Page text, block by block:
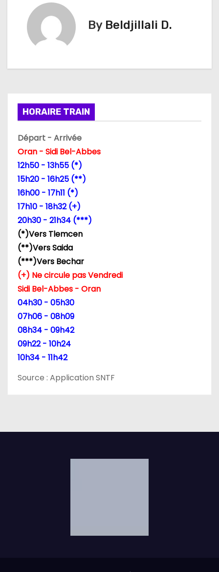
o
n
d
e
a
r
t
c
e
By Beldjillali D.
HORAIRE TRAIN
Départ - Arrivée
Oran - Sidi Bel-Abbes
12h50 - 13h55 (*)
15h20 - 16h25 (**)
16h00 - 17h11 (*)
17h10 - 18h32 (+)
20h30 - 21h34 (***)
(*)Vers Tlemcen
(**)Vers Saida
(***)Vers Bechar
(+) Ne circule pas Vendredi
Sidi Bel-Abbes - Oran
04h30 - 05h30
07h06 - 08h09
08h34 - 09h42
09h22 - 10h24
10h34 - 11h42
Source : Application SNTF